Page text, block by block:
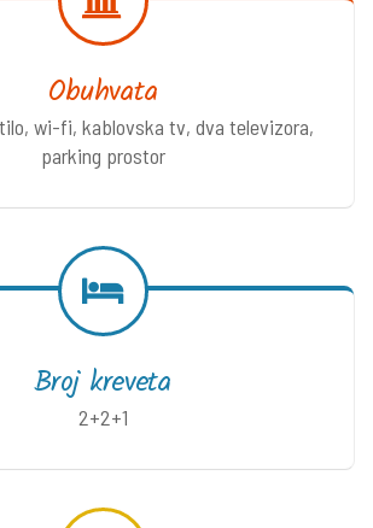
Obuhvata
wi-fi, kablovska tv, dva televizora,
parking prostor
Broj kreveta
2+2+1